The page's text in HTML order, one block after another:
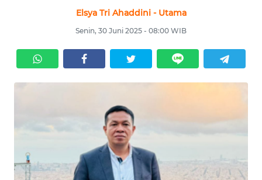
Elsya Tri Ahaddini - Utama
Senin, 30 Juni 2025 - 08:00 WIB
OPINI
BERITA
KONTAK
KAMI